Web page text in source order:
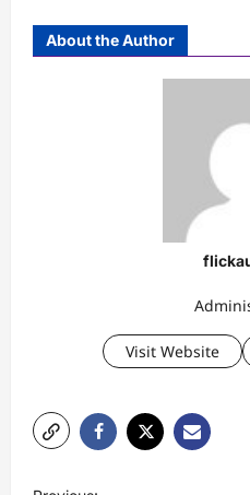
About the Author
Visit Website
P